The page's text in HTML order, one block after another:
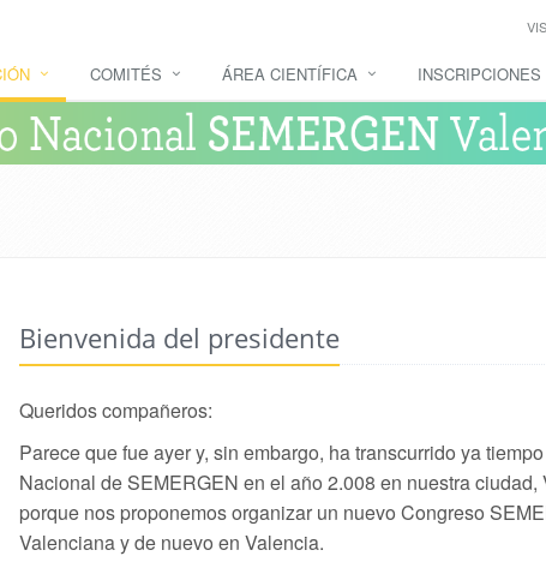
COMITÉS ÁREA CIENTÍFICA INSCRIPCIONES
Bienvenida del presidente
Queridos compañeros:
Parece que fue ayer y, sin embargo, ha transcurrido ya
Nacional de SEMERGEN en el año 2.008 en nuestra
porque nos proponemos organizar un nuevo Congreso
Valenciana y de nuevo en Valencia.